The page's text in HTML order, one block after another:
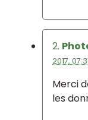
2.
2017,
Merci
les